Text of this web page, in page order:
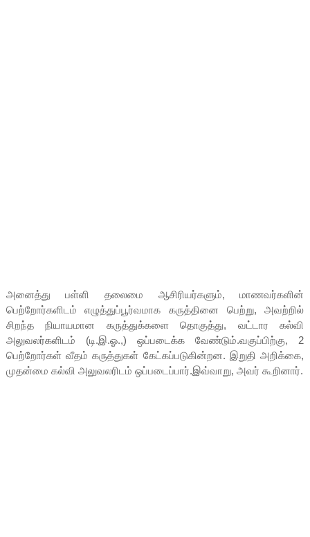
அனைத்து பள்ளி தலைமை ஆசிரியர்களும், மாணவர்களின்
பெற்றோர்களிடம் எழுத்துப்பூர்வமாக கருத்தினை பெற்று, அவற்றில்
சிறந்த நியாயமான கருத்துக்களை தொகுத்து, வட்டார கல்வி
அலுவலர்களிடம் (டி.இ.ஓ.,) ஒப்படைக்க வேண்டும்.வகுப்பிற்கு, 2
பெற்றோர்கள் வீதம் கருத்துகள் கேட்கப்படுகின்றன. இறுதி அறிக்கை,
முதன்மை கல்வி அலுவலரிடம் ஒப்படைப்பார்.இவ்வாறு, அவர் கூறினார்.